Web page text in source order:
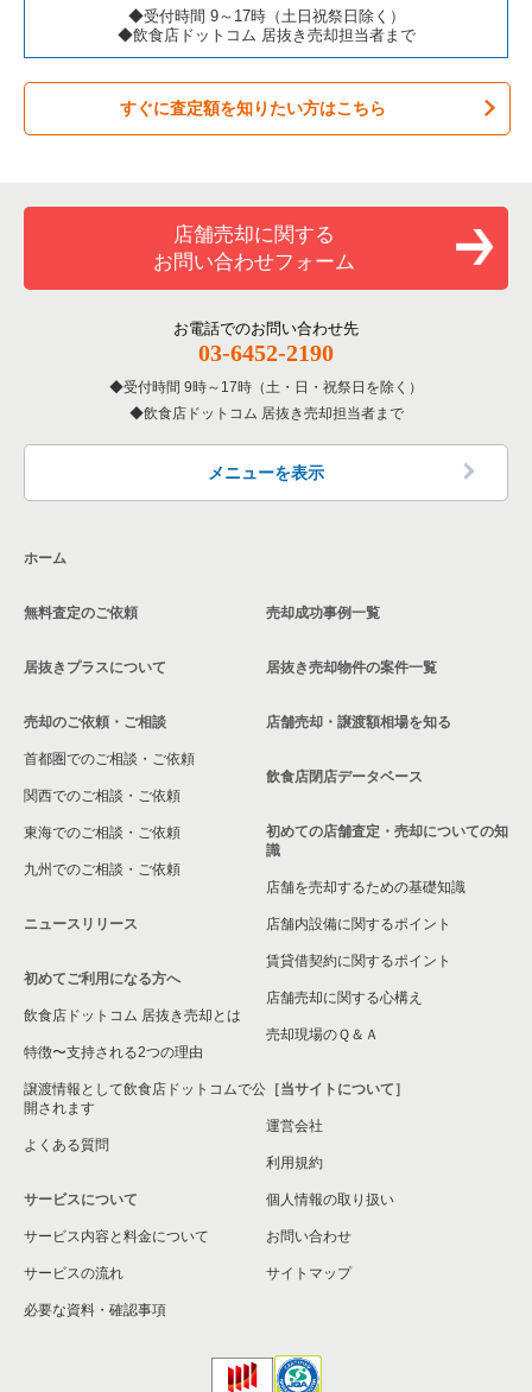
カラオケ・パブ・スナックの居抜き売却物件の案件一覧
バーの居抜き売却物件の案件一覧
居酒屋・ダイニングバーの居抜き売却物件の案件一覧
洋食の居抜き売却物件の案件一覧
その他の居抜き売却物件の案件一覧
朝霞市の飲食店の居抜き売却物件の案件一覧
草加市の飲食店の居抜き売却物件の案件一覧
さいたま市緑区の飲食店の居抜き売却物件の案件一覧
さいたま市南区の飲食店の居抜き売却物件の案件一覧
熊谷市の飲食店の居抜き売却物件の案件一覧
蕨市の飲食店の居抜き売却物件の案件一覧
所沢市の飲食店の居抜き売却物件の案件一覧
川越市の飲食店の居抜き売却物件の案件一覧
和光市の飲食店の居抜き売却物件の案件一覧
東松山市の飲食店の居抜き売却物件の案件一覧
さいたま市北区の飲食店の居抜き売却物件の案件一覧
さいたま市見沼区の飲食店の居抜き売却物件の案件一覧
春日部市の飲食店の居抜き売却物件の案件一覧
さいたま市岩槻区の飲食店の居抜き売却物件の案件一覧
狭山市の飲食店の居抜き売却物件の案件一覧
さいたま市中央区の飲食店の居抜き売却物件の案件一覧
さいたま市桜区の飲食店の居抜き売却物件の案件一覧
加須市の飲食店の居抜き売却物件の案件一覧
入間郡の飲食店の居抜き売却物件の案件一覧
埼玉県のカフェの居抜き売却物件の案件一覧
埼玉県のテイクアウトの居抜き売却物件の案件一覧
埼玉県のお弁当・惣菜・デリの居抜き売却物件の案件一覧
埼玉県のバーの居抜き売却物件の案件一覧
埼玉県の居酒屋・ダイニングバーの居抜き売却物件の案件一覧
埼玉県の和食の居抜き売却物件の案件一覧
埼玉県の洋食の居抜き売却物件の案件一覧
埼玉県のその他の居抜き売却物件の案件一覧
さいたま市大宮区のテイクアウトの居抜き売却物件の案件一覧
さいたま市大宮区のバーの居抜き売却物件の案件一覧
さいたま市大宮区の居酒屋・ダイニングバーの居抜き売却物件
さいたま市大宮区の和食の居抜き売却物件の案件一覧
さいたま市大宮区のその他の居抜き売却物件の案件一覧
◆受付時間 9～17時（土日祝祭日除く）
◆飲食店ドットコム 居抜き売却担当者まで
すぐに査定額を知りたい方はこちら
店舗売却に関する
お問い合わせフォーム
お電話でのお問い合わせ先
03-6452-2190
受付時間 9時～17時（土・日・祝祭日を除く）
飲食店ドットコム 居抜き売却担当者まで
メニューを表示
ホーム
無料査定のご依頼
居抜きプラスについて
売却のご依頼・ご相談
首都圏でのご相談・ご依頼
関西でのご相談・ご依頼
東海でのご相談・ご依頼
九州でのご相談・ご依頼
ニュースリリース
初めてご利用になる方へ
飲食店ドットコム 居抜き売却とは
特徴〜支持される2つの理由
譲渡情報として飲食店ドットコムで公
開されます
よくある質問
サービスについて
サービス内容と料金について
サービスの流れ
必要な資料・確認事項
売却成功事例一覧
居抜き売却物件の案件一覧
店舗売却・譲渡額相場を知る
飲食店閉店データベース
初めての店舗査定・売却についての知
識
店舗を売却するための基礎知識
店舗内設備に関するポイント
賃貸借契約に関するポイント
店舗売却に関する心構え
売却現場のＱ＆Ａ
［当サイトについて］
運営会社
利用規約
個人情報の取り扱い
お問い合わせ
サイトマップ